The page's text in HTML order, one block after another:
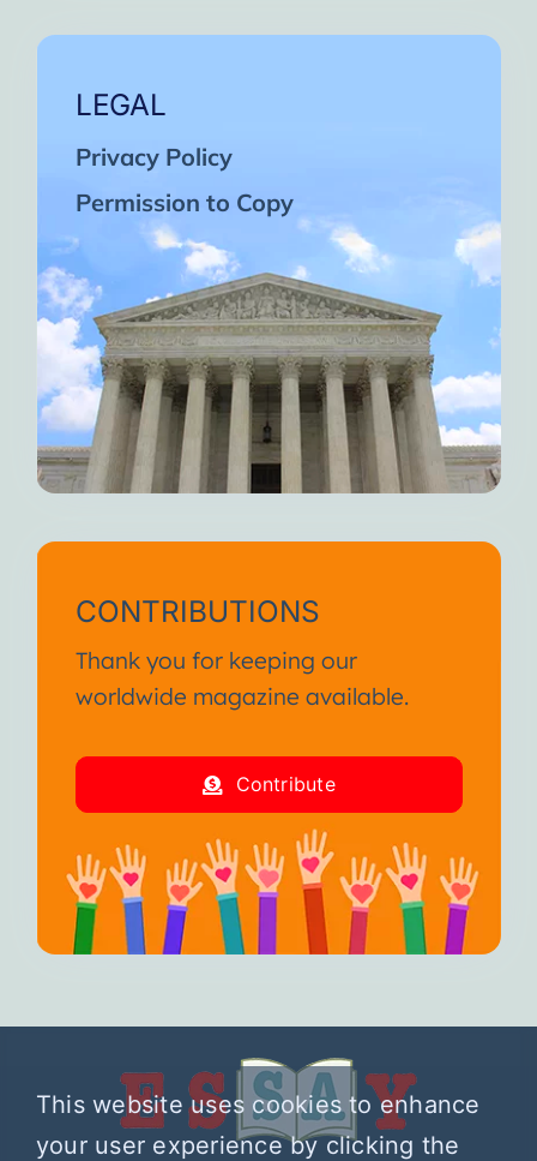
LEGAL
Privacy Policy
Permission to Copy
CONTRIBUTIONS
Thank you for keeping our
worldwide magazine available.
Contribute
This website uses cookies to enhance
your user experience by clicking the